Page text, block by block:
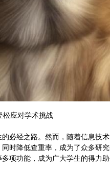
松应对学术挑战
必经之路。然而，随着信息技
时降低查重率，成为了众多研
项功能，成为广大学生的得力